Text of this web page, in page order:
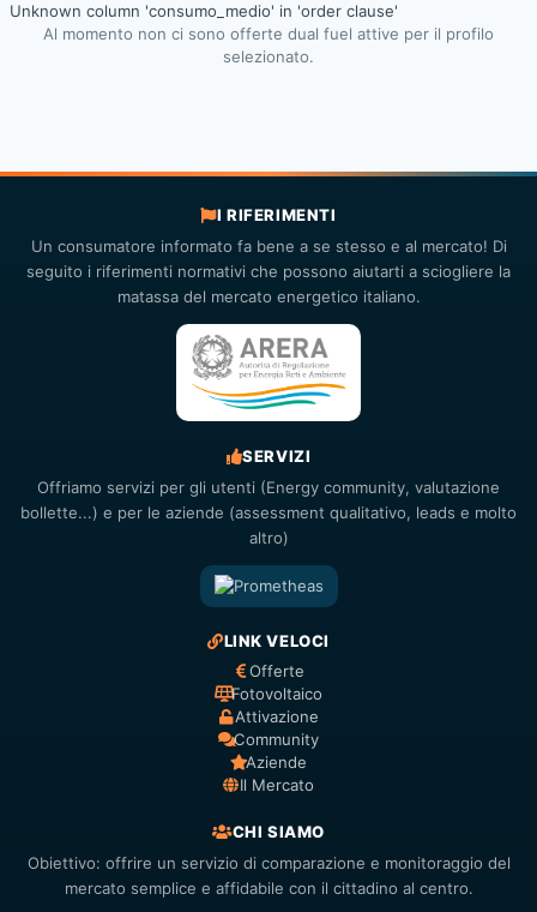
Unknown column 'consumo_medio' in 'order clause'
Al momento non ci sono offerte dual fuel attive per il profilo
selezionato.
I RIFERIMENTI
Un consumatore informato fa bene a se stesso e al mercato! Di
seguito i riferimenti normativi che possono aiutarti a sciogliere la
matassa del mercato energetico italiano.
SERVIZI
Offriamo servizi per gli utenti (Energy community, valutazione
bollette...) e per le aziende (assessment qualitativo, leads e molto
altro)
LINK VELOCI
Offerte
Fotovoltaico
Attivazione
Community
Aziende
Il Mercato
CHI SIAMO
Obiettivo: offrire un servizio di comparazione e monitoraggio del
mercato semplice e affidabile con il cittadino al centro.